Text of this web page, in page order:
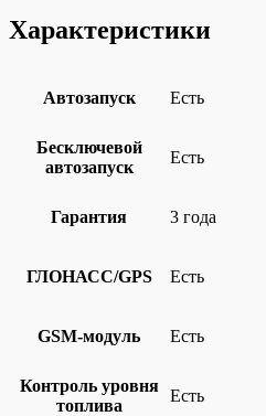
Характеристики
Автозапуск Есть
Бесключевой
автозапуск
Есть
Гарантия 3 года
ГЛОНАСС/GPS Есть
GSM-модуль Есть
Контроль уровня
топлива
Есть